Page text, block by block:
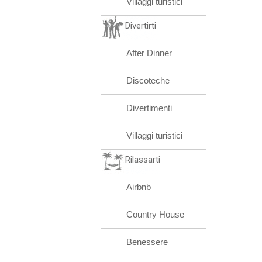
Divertirti
After Dinner
Discoteche
Divertimenti
Villaggi turistici
Rilassarti
Airbnb
Country House
Benessere